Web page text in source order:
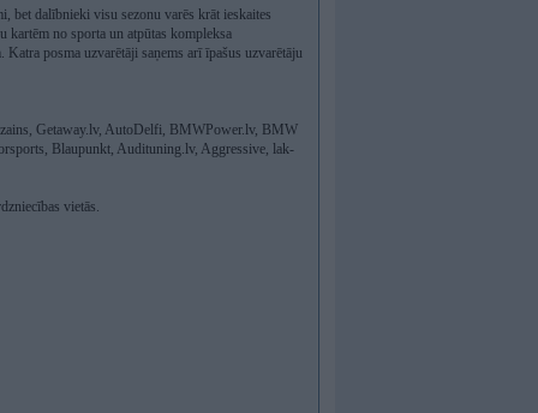
bet dalībnieki visu sezonu varēs krāt ieskaites
kartēm no sporta un atpūtas kompleksa
posma uzvarētāji saņems arī īpašus uzvarētāju
Getaway.lv, AutoDelfi, BMWPower.lv, BMW
Blaupunkt, Audituning.lv, Aggressive, lak-
vietās.